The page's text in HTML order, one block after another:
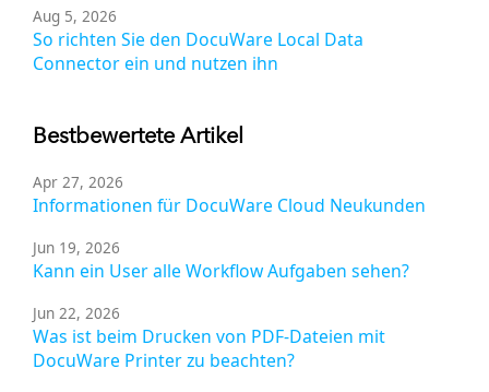
Aug 5, 2026
So richten Sie den DocuWare Local Data
Connector ein und nutzen ihn
Bestbewertete Artikel
Apr 27, 2026
Informationen für DocuWare Cloud Neukunden
Jun 19, 2026
Kann ein User alle Workflow Aufgaben sehen?
Jun 22, 2026
Was ist beim Drucken von PDF-Dateien mit
DocuWare Printer zu beachten?